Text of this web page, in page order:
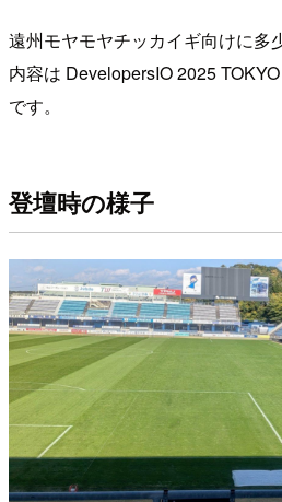
遠州モヤモヤチッカイギ向けに多
内容は DevelopersIO 2025
です。
登壇時の様子